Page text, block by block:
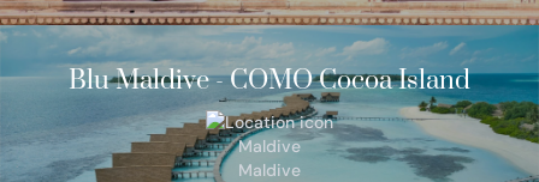
Blu Maldive - COMO Cocoa Island
Maldive
Maldive